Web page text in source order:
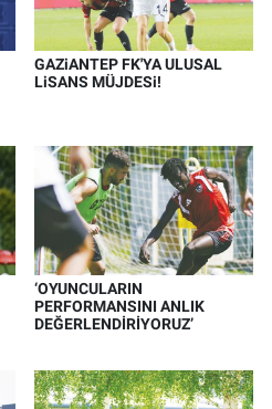
GAZiANTEP FK'YA ULUSAL
LiSANS MÜJDESi!
‘OYUNCULARIN
PERFORMANSINI ANLIK
DEĞERLENDİRİYORUZ’